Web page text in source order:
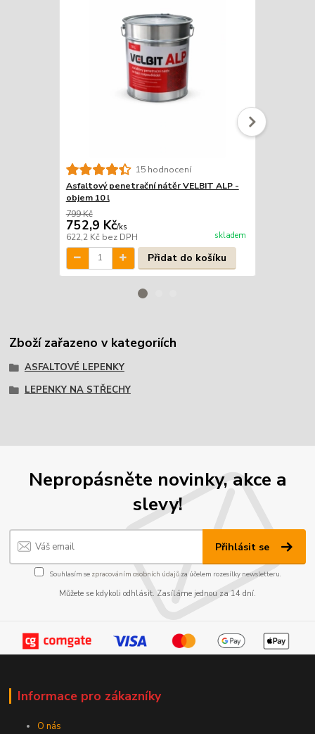
15 hodnocení
Asfaltový penetrační nátěr VELBIT ALP -
objem 10 l
799 Kč
752,9 Kč/ks
622,2 Kč bez DPH skladem
Přidat do košíku
Zboží zařazeno v kategoriích
ASFALTOVÉ LEPENKY
LEPENKY NA STŘECHY
Nepropásněte novinky, akce a
slevy!
Přihlásit se
Souhlasím se zpracováním osobních údajůza účelem rozesílky newsletteru.
Můžete se kdykoli odhlásit. Zasíláme jednou za 14 dní.
Informace pro zákazníky
O nás